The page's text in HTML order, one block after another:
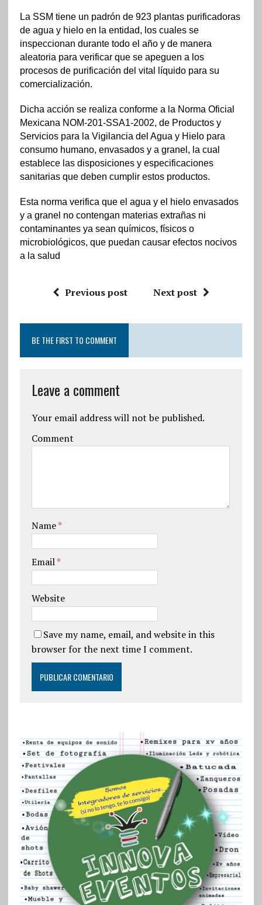
La SSM tiene un padrón de 923 plantas purificadoras
de agua y hielo en la entidad, los cuales se
inspeccionan durante todo el año y de manera
aleatoria para verificar que se apeguen a los
procesos de purificación del vital líquido para su
comercialización.
Dicha acción se realiza conforme a la Norma Oficial
Mexicana NOM-201-SSA1-2002, de Productos y
Servicios para la Vigilancia del Agua y Hielo para
consumo humano, envasados y a granel, la cual
establece las disposiciones y especificaciones
sanitarias que deben cumplir estos productos.
Esta norma verifica que el agua y el hielo envasados
y a granel no contengan materias extrañas ni
contaminantes ya sean químicos, físicos o
microbiológicos, que puedan causar efectos nocivos
a la salud
Previous post Next post
BE THE FIRST TO COMMENT
Leave a comment
Your email address will not be published.
Comment
Name*
Email*
Website
Save my name, email, and website in this
browser for the next time I comment.